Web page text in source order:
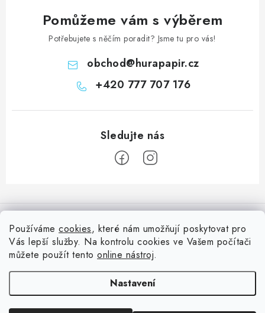
Používáme cookies, které nám umožňují poskytovat pro
Vás lepší služby. Na kontrolu cookies ve Vašem počítači
můžete použít tento online nástroj.
Nastavení
Pomůžeme vám s výběrem
Potřebujete s něčím poradit? Jsme tu pro vás!
obchod@hurapapir.cz
+420 777 707 176
á
Doprava
Oblíbené ♥️
Nepřehlédněte
Blog s nápady a návody
Slovník pojmů, české návody